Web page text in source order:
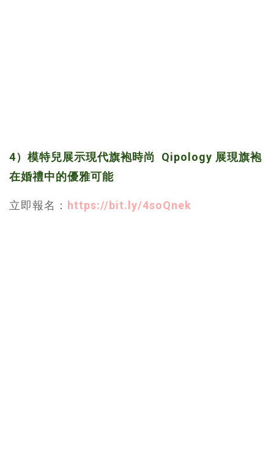
4）模特兒展示現代旗袍時尚 Qipology 展現旗袍
在婚禮中的優雅可能
立即報名： https://bit.ly/4soQnek